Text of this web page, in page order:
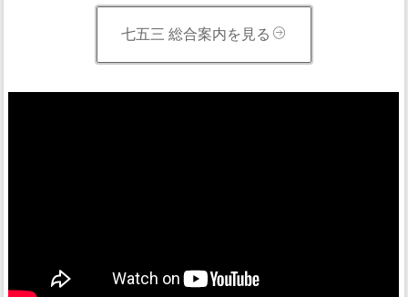
七五三 総合案内を見る